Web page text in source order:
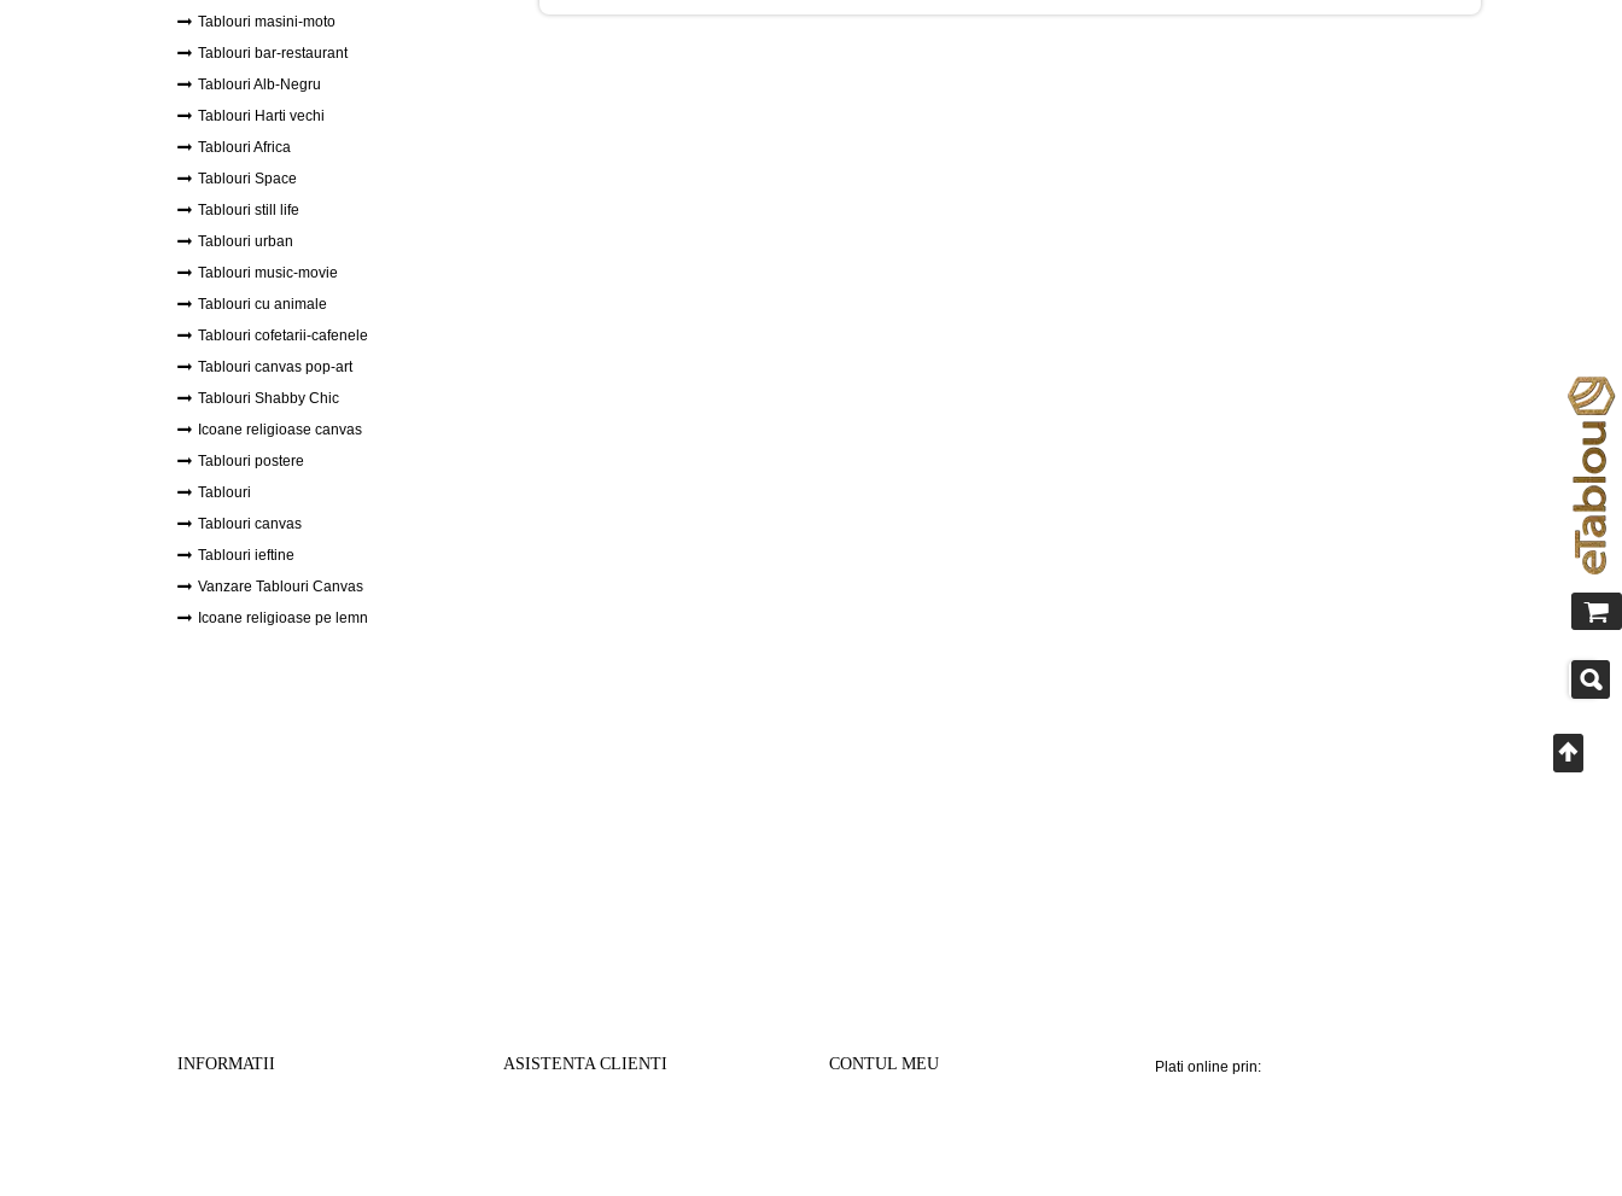
Tablouri masini-moto
Tablouri bar-restaurant
Tablouri Alb-Negru
Tablouri Harti vechi
Tablouri Africa
Tablouri Space
Tablouri still life
Tablouri urban
Tablouri music-movie
Tablouri cu animale
Tablouri cofetarii-cafenele
Tablouri canvas pop-art
Tablouri Shabby Chic
Icoane religioase canvas
Tablouri postere
Tablouri
Tablouri canvas
Tablouri ieftine
Vanzare Tablouri Canvas
Icoane religioase pe lemn
INFORMATII ASISTENTA CLIENTI CONTUL MEU Plati online prin: